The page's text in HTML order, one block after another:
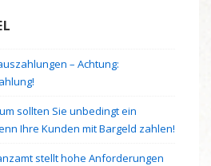
– Achtung:
sollten Sie unbedingt ein
Ihre Kunden mit Bargeld zahlen!
stellt hohe Anforderungen